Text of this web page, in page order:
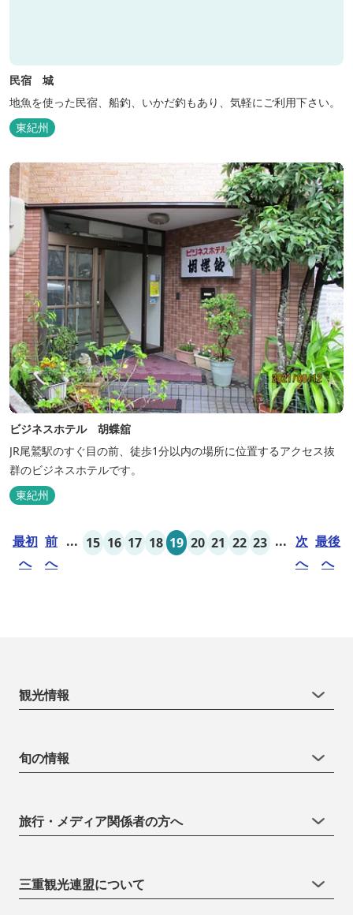
民宿 城
地魚を使った民宿、船釣、いかだ釣もあり、気軽にご利用下さい。
東紀州
ビジネスホテル 胡蝶舘
JR尾鷲駅のすぐ目の前、徒歩1分以内の場所に位置するアクセス抜
群のビジネスホテルです。
東紀州
最初
へ
前
へ
... 15 16 17 18 19 20 21 22 23 ... 次
へ
最後
へ
観光情報
旬の情報
旅行・メディア関係者の方へ
三重観光連盟について